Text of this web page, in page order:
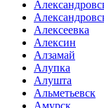
Алексеевка
Алексин
Алзамай
Алупка
Алушта
Альметьевск